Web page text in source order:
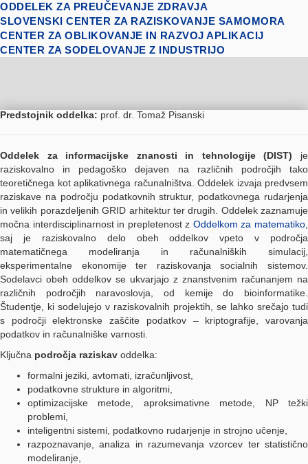
ODDELEK ZA PREUČEVANJE ZDRAVJA
SLOVENSKI CENTER ZA RAZISKOVANJE SAMOMORA
CENTER ZA OBLIKOVANJE IN RAZVOJ APLIKACIJ
CENTER ZA SODELOVANJE Z INDUSTRIJO
Predstojnik oddelka: prof. dr. Tomaž Pisanski
Oddelek za informacijske znanosti in tehnologije (DIST) je
raziskovalno in pedagoško dejaven na različnih področjih tako
teoretičnega kot aplikativnega računalništva. Oddelek izvaja predvsem
raziskave na področju podatkovnih struktur, podatkovnega rudarjenja
in velikih porazdeljenih GRID arhitektur ter drugih. Oddelek zaznamuje
močna interdisciplinarnost in prepletenost z Oddelkom za matematiko
saj je raziskovalno delo obeh oddelkov vpeto v področja
matematičnega modeliranja in računalniških simulacij,
eksperimentalne ekonomije ter raziskovanja socialnih sistemov.
Sodelavci obeh oddelkov se ukvarjajo z znanstvenim računanjem na
različnih področjih naravoslovja, od kemije do bioinformatike.
Študentje, ki sodelujejo v raziskovalnih projektih, se lahko srečajo tudi
s področji elektronske zaščite podatkov – kriptografije, varovanja
podatkov in računalniške varnosti.
Ključna področja raziskav oddelka:
formalni jeziki, avtomati, izračunljivost,
podatkovne strukture in algoritmi,
optimizacijske metode, aproksimativne metode, NP težki
problemi,
inteligentni sistemi, podatkovno rudarjenje in strojno učenje,
razpoznavanje, analiza in razumevanja vzorcev ter statistično
modeliranje,